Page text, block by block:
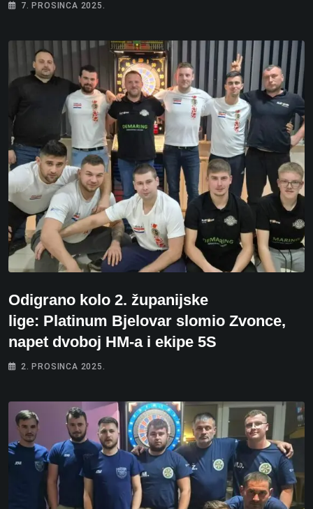
7. PROSINCA 2025.
Odigrano kolo 2. županijske
lige: Platinum Bjelovar slomio Zvonce,
napet dvoboj HM-a i ekipe 5S
2. PROSINCA 2025.